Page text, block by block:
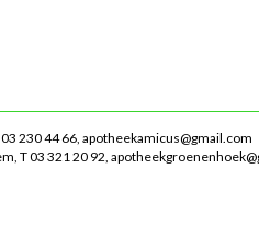
230 44 66,apotheekamicus@gmail.com
T 03 321 20 92,